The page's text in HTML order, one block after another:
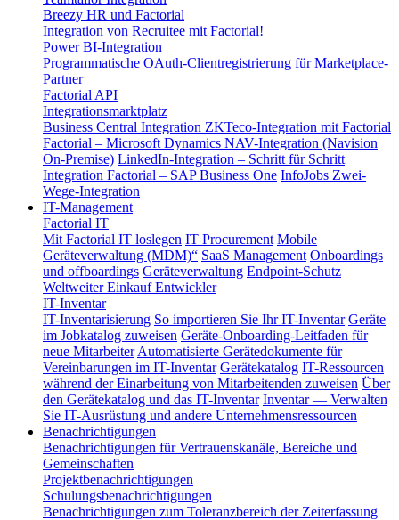
Breezy HR und Factorial
Integration von Recruitee mit Factorial!
Power BI-Integration
Programmatische OAuth-Clientregistrierung für Marketplace-
Partner
Factorial API
Integrationsmarktplatz
Business Central Integration ZKTeco-Integration mit Factorial
Factorial – Microsoft Dynamics NAV-Integration (Navision
On-Premise) LinkedIn-Integration – Schritt für Schritt
Integration Factorial – SAP Business One InfoJobs Zwei-
Wege-Integration
IT-Management
Factorial IT
Mit Factorial IT loslegen IT Procurement Mobile
Geräteverwaltung (MDM)“ SaaS Management Onboardings
und offboardings Geräteverwaltung Endpoint-Schutz
Weltweiter EinkaufEntwickler
IT-Inventar
IT-Inventarisierung So importieren Sie Ihr IT-Inventar Geräte
im Jobkatalog zuweisen Geräte-Onboarding-Leitfaden für
neue Mitarbeiter Automatisierte Gerätedokumente für
Vereinbarungen im IT-Inventar Gerätekatalog IT-Ressourcen
während der Einarbeitung von Mitarbeitenden zuweisen Über
den Gerätekatalog und das IT-Inventar Inventar — Verwalten
Sie IT-Ausrüstung und andere Unternehmensressourcen
Benachrichtigungen
Benachrichtigungen für Vertrauenskanäle, Bereiche und
Gemeinschaften
Projektbenachrichtigungen
Schulungsbenachrichtigungen
Benachrichtigungen zum Toleranzbereich der Zeiterfassung